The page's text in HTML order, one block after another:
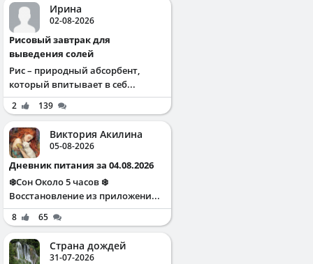
Ирина
02-08-2026
Рисовый завтрак для
выведения солей
Рис – природный абсорбент,
который впитывает в себ...
2 139
Виктория Акилина
05-08-2026
Дневник питания за 04.08.2026
❄️Сон Около 5 часов ❄️
Восстановление из приложени...
8 65
Страна дождей
31-07-2026